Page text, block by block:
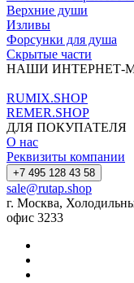
Верхние души
Изливы
Форсунки для душа
Скрытые части
НАШИ ИНТЕРНЕТ-
RUMIX.SHOP
REMER.SHOP
ДЛЯ ПОКУПАТЕЛЯ
О нас
Реквизиты компании
+7 495 128 43 58
sale@rutap.shop
г. Москва,
офис 3233